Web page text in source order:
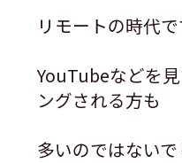
リモートの時代
YouTubeなどを
ングされる方も
多いのではない